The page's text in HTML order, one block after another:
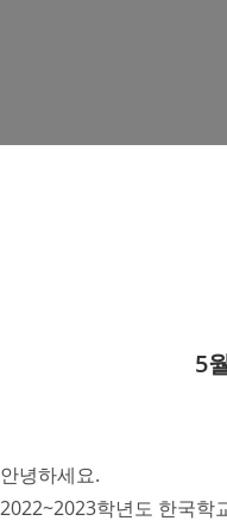
5
안녕하세요.
2022~2023학년도 한국학